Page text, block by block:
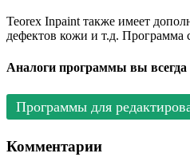
Teorex Inpaint также имеет
дефектов кожи и т.д. Программа
Аналоги программы вы
Программы для
Комментарии